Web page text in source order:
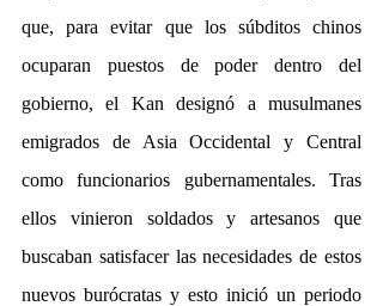
que, para evitar que los súbditos chinos
ocuparan puestos de poder dentro del
gobierno, el Kan designó a musulmanes
emigrados de Asia Occidental y Central
como funcionarios gubernamentales. Tras
ellos vinieron soldados y artesanos que
buscaban satisfacer las necesidades de estos
nuevos burócratas y esto inició un periodo